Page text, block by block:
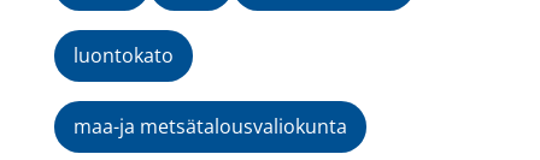
luontokato
maa-ja metsätalousvaliokunta